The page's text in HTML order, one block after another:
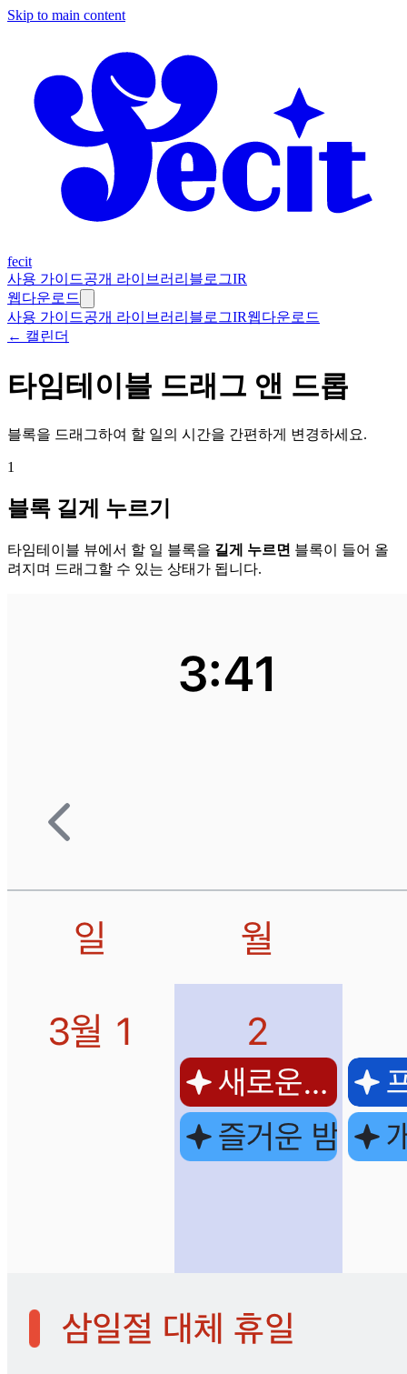
Skip to main content
fecit
사용 가이드공개 라이브러리 블로그IR
웹다운로드
사용 가이드공개 라이브러리 블로그IR웹다운로드
← 캘린더
타임테이블 드래그 앤 드롭
블록을 드래그하여 할 일의 시간을 간편하게 변경하세요.
1
블록 길게 누르기
타임테이블 뷰에서 할 일 블록을 길게 누르면 블록이 들어 올
려지며 드래그할 수 있는 상태가 됩니다.